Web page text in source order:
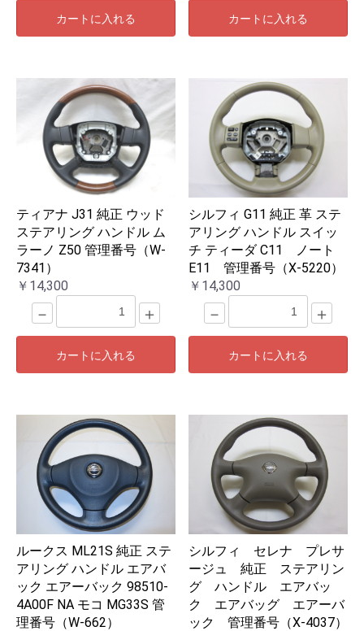
カートに入れる カートに入れる
ティアナ J31 純正 ウッド
ステアリング ハンドル ム
ラーノ Z50 管理番号（W-
7341）
￥14,300
－ ＋
カートに入れる
シルフィ G11 純正 革 ステ
アリング ハンドル スイッ
チ ティーダ C11 ノート
E11 管理番号（X-5220）
￥14,300
－ ＋
カートに入れる
ルークス ML21S 純正 ステ
アリング ハンドル エアバ
ック エアーバック 98510-
4A00F NA モコ MG33S 管
理番号（W-662）
シルフィ セレナ プレサ
ージュ 純正 ステアリン
グ ハンドル エアバッ
ク エアバッグ エアーバ
ック 管理番号（X-4037）